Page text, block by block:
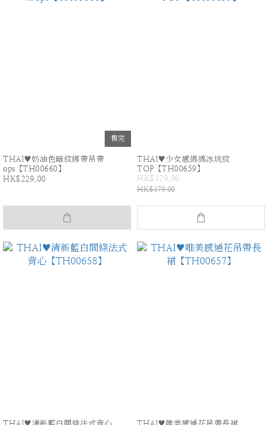
售完
THAI♥奶油色暗紋綁帶吊帶
ops【TH00660】
HK$229.00
THAI♥少女感綿綿冰坑紋
TOP【TH00659】
HK$129.00
HK$179.00